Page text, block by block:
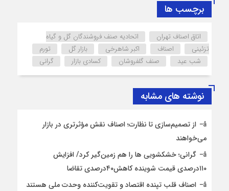
برچسب ها
اتاق اصناف تهران
اتحادیه صنف فروشندگان گل و گیاه
تزئینی
اصناف اکبر شاهرخی بازار گل
تورم
شب عید
صنف گلفروشان کسادی بازار گرانی
نوشته های مشابه
از تصمیم‌سازی تا نظارت؛ اصناف نقش مؤثرتری در بازار
می‌خواهند
گرانی؛ خشکشویی‌ ها را هم زمین‌گیر کرد/ افزایش
۱۱۰درصدی قیمت شوینده کاهش۴۰درصدی تقاضا
اصناف قلب تپنده اقتصاد و تقویت‌کننده وحدت ملی هستند